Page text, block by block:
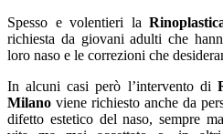
Spesso e volentieri la
richiesta da giovani adulti che
loro naso e le correzioni che
In alcuni casi però l’intervento di
Milano viene richiesto anche da
difetto estetico del naso, sempre